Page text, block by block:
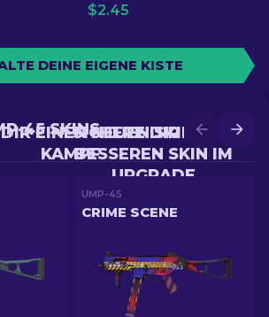
$2.45
DEINE EIGENE KISTE
SICHERE DIR EINEN
BESSEREN SKIN IM
UPGRADE
EINEN NEUEN SKIN IM
KAMPF
45 SKINS
UMP-45
CRIME SCENE